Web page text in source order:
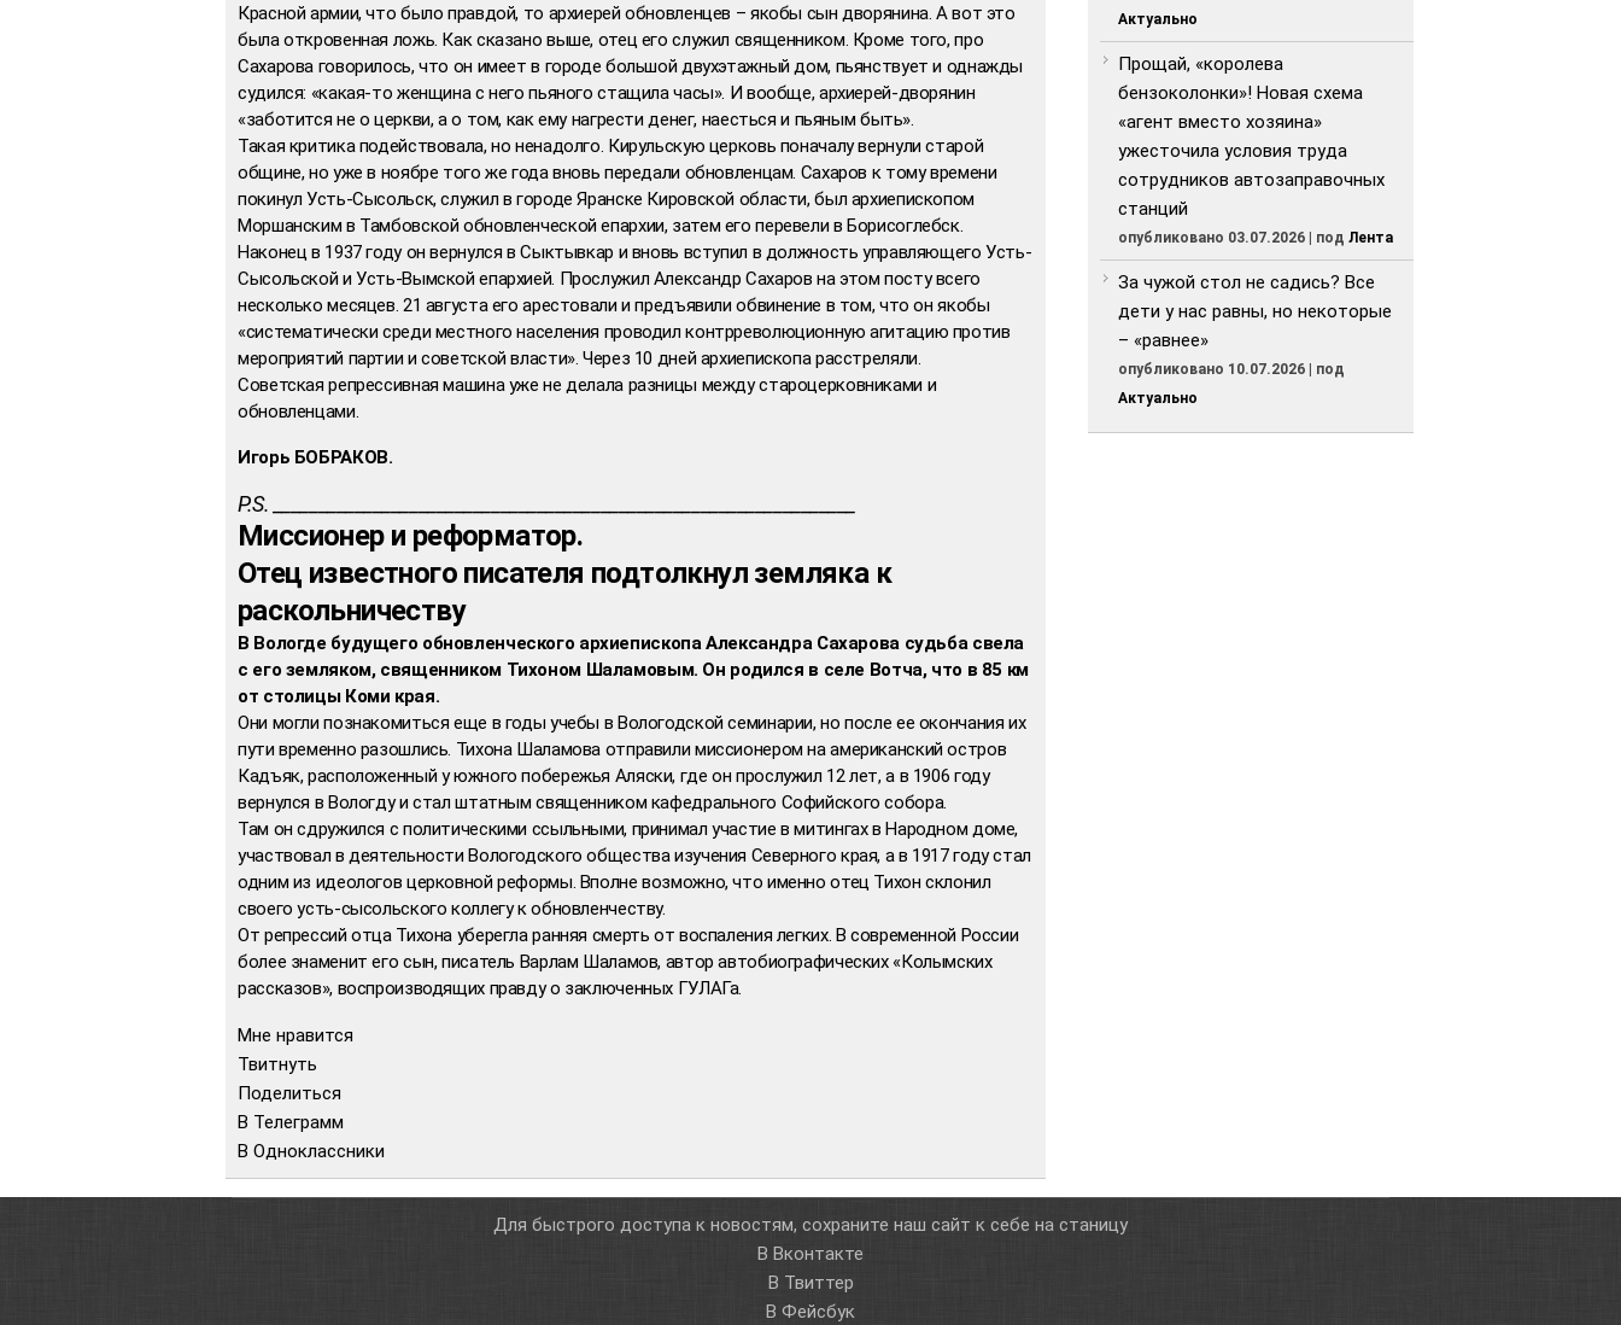
Красной армии, что было правдой, то архиерей обновленцев – якобы сын дворянина. А вот это
была откровенная ложь. Как сказано выше, отец его служил священником. Кроме того, про
Сахарова говорилось, что он имеет в городе большой двухэтажный дом, пьянствует и однажды
судился: «какая-то женщина с него пьяного стащила часы». И вообще, архиерей-дворянин
«заботится не о церкви, а о том, как ему нагрести денег, наесться и пьяным быть».
Такая критика подействовала, но ненадолго. Кирульскую церковь поначалу вернули старой
общине, но уже в ноябре того же года вновь передали обновленцам. Сахаров к тому времени
покинул Усть-Сысольск, служил в городе Яранске Кировской области, был архиепископом
Моршанским в Тамбовской обновленческой епархии, затем его перевели в Борисоглебск.
Наконец в 1937 году он вернулся в Сыктывкар и вновь вступил в должность управляющего Усть-
Сысольской и Усть-Вымской епархией. Прослужил Александр Сахаров на этом посту всего
несколько месяцев. 21 августа его арестовали и предъявили обвинение в том, что он якобы
«систематически среди местного населения проводил контрреволюционную агитацию против
мероприятий партии и советской власти». Через 10 дней архиепископа расстреляли.
Советская репрессивная машина уже не делала разницы между староцерковниками и
обновленцами.
Игорь БОБРАКОВ.
P.S. ________________________________________________________________
Миссионер и реформатор.
Отец известного писателя подтолкнул земляка к
раскольничеству
В Вологде будущего обновленческого архиепископа Александра Сахарова судьба свела
с его земляком, священником Тихоном Шаламовым. Он родился в селе Вотча, что в 85 км
от столицы Коми края.
Они могли познакомиться еще в годы учебы в Вологодской семинарии, но после ее окончания их
пути временно разошлись. Тихона Шаламова отправили миссионером на американский остров
Кадъяк, расположенный у южного побережья Аляски, где он прослужил 12 лет, а в 1906 году
вернулся в Вологду и стал штатным священником кафедрального Софийского собора.
Там он сдружился с политическими ссыльными, принимал участие в митингах в Народном доме,
участвовал в деятельности Вологодского общества изучения Северного края, а в 1917 году стал
одним из идеологов церковной реформы. Вполне возможно, что именно отец Тихон склонил
своего усть-сысольского коллегу к обновленчеству.
От репрессий отца Тихона уберегла ранняя смерть от воспаления легких. В современной России
более знаменит его сын, писатель Варлам Шаламов, автор автобиографических «Колымских
рассказов», воспроизводящих правду о заключенных ГУЛАГа.
Мне нравится
Твитнуть
Поделиться
В Телеграмм
В Одноклассники
Актуально
Прощай, «королева
бензоколонки»! Новая схема
«агент вместо хозяина»
ужесточила условия труда
сотрудников автозаправочных
станций
опубликовано 03.07.2026 | под Лента
За чужой стол не садись? Все
дети у нас равны, но некоторые
– «равнее»
опубликовано 10.07.2026 | под
Актуально
Для быстрого доступа к новостям, сохраните наш сайт к себе на станицу
В Вконтакте
В Твиттер
В Фейсбук